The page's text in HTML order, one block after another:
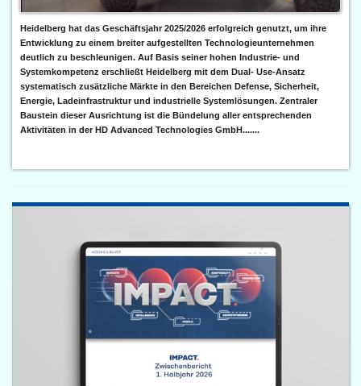
Heidelberg hat das Geschäftsjahr 2025/2026 erfolgreich genutzt, um ihre
Entwicklung zu einem breiter aufgestellten Technologieunternehmen
deutlich zu beschleunigen. Auf Basis seiner hohen Industrie- und
Systemkompetenz erschließt Heidelberg mit dem Dual- Use-Ansatz
systematisch zusätzliche Märkte in den Bereichen Defense, Sicherheit,
Energie, Ladeinfrastruktur und industrielle Systemlösungen. Zentraler
Baustein dieser Ausrichtung ist die Bündelung aller entsprechenden
Aktivitäten in der HD Advanced Technologies GmbH.......